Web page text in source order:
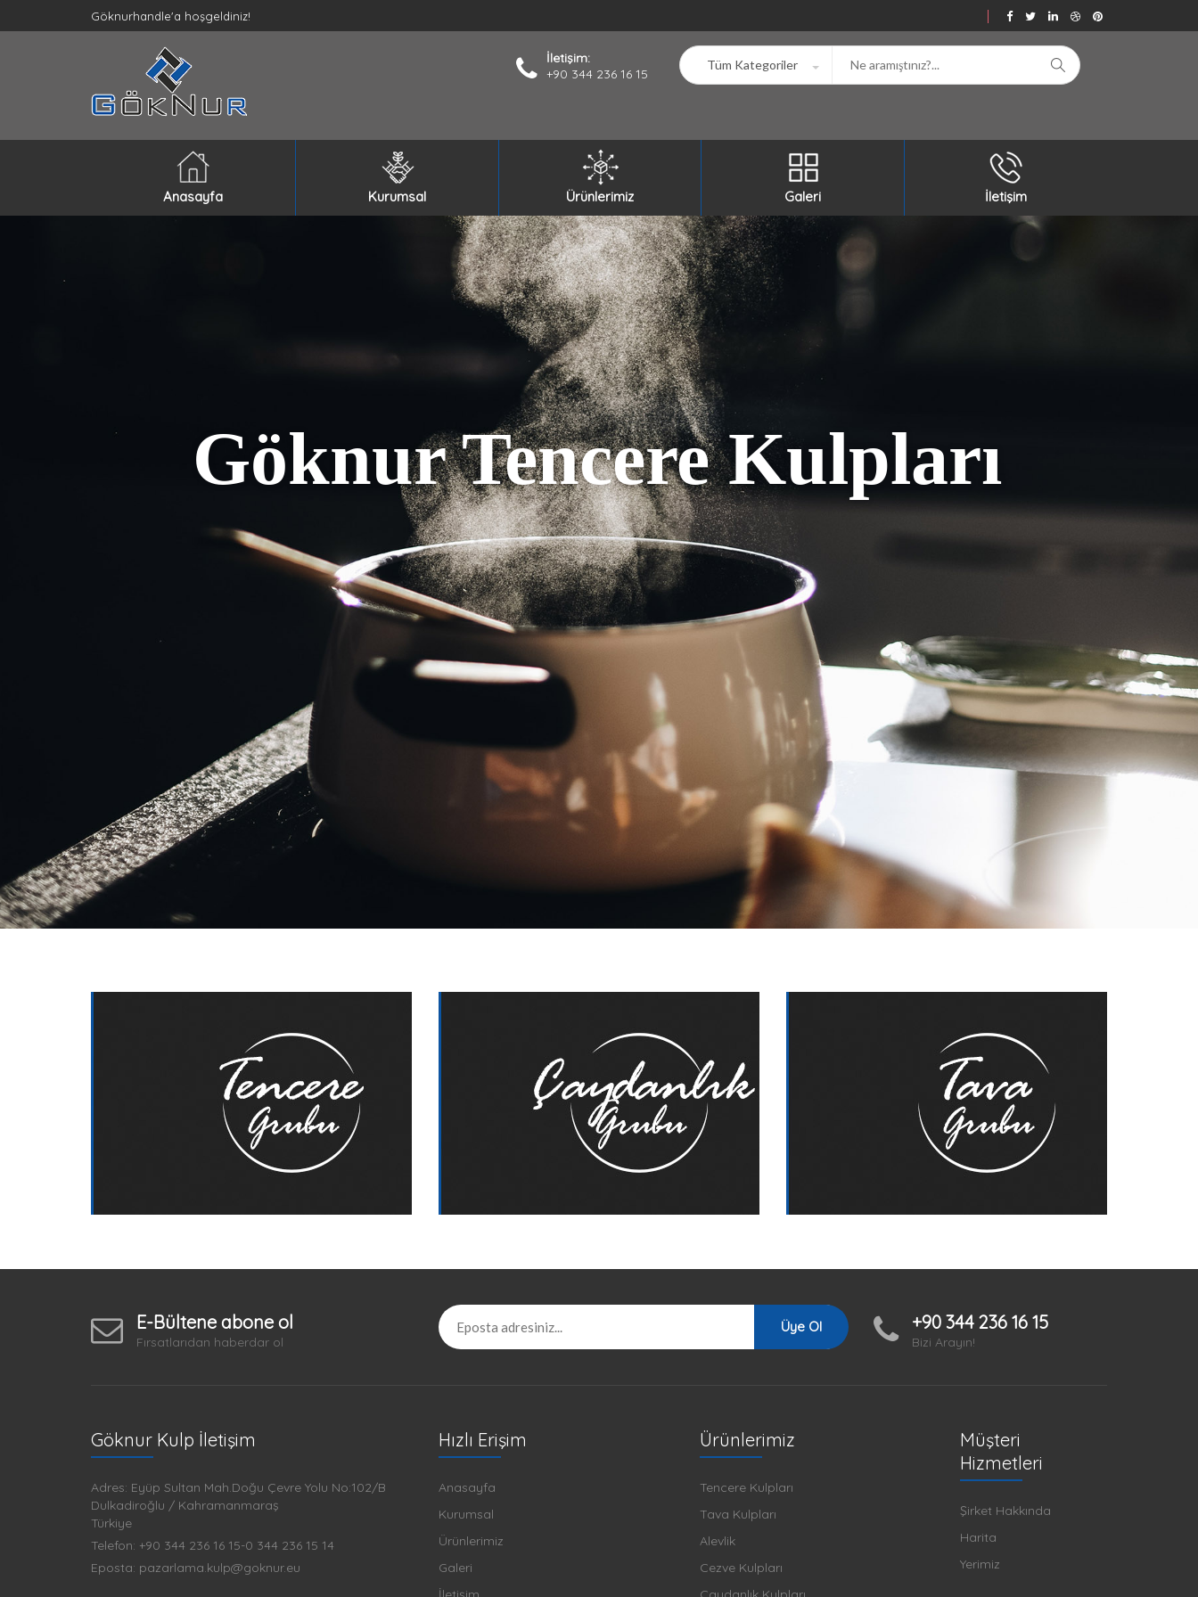
Göknurhandle'a hoşgeldiniz!
İletişim:
+90 344 236 16 15
Anasayfa Kurumsal Ürünlerimiz Galeri İletişim
Göknur Tencere Kulpları
E-Bültene abone ol
Fırsatlarıdan haberdar ol
Üye Ol +90 344 236 16 15
Bizi Arayın!
Göknur Kulp İletişim
Adres: Eyüp Sultan Mah.Doğu Çevre Yolu No:102/B
Dulkadiroğlu / Kahramanmaraş
Türkiye
Telefon: +90 344 236 16 15-0 344 236 15 14
Eposta: pazarlama.kulp@goknur.eu
Hızlı Erişim
Anasayfa
Kurumsal
Ürünlerimiz
Galeri
Ürünlerimiz
Tencere Kulpları
Tava Kulpları
Alevlik
Cezve Kulpları
Müşteri
Hizmetleri
Şirket Hakkında
Harita
Yerimiz